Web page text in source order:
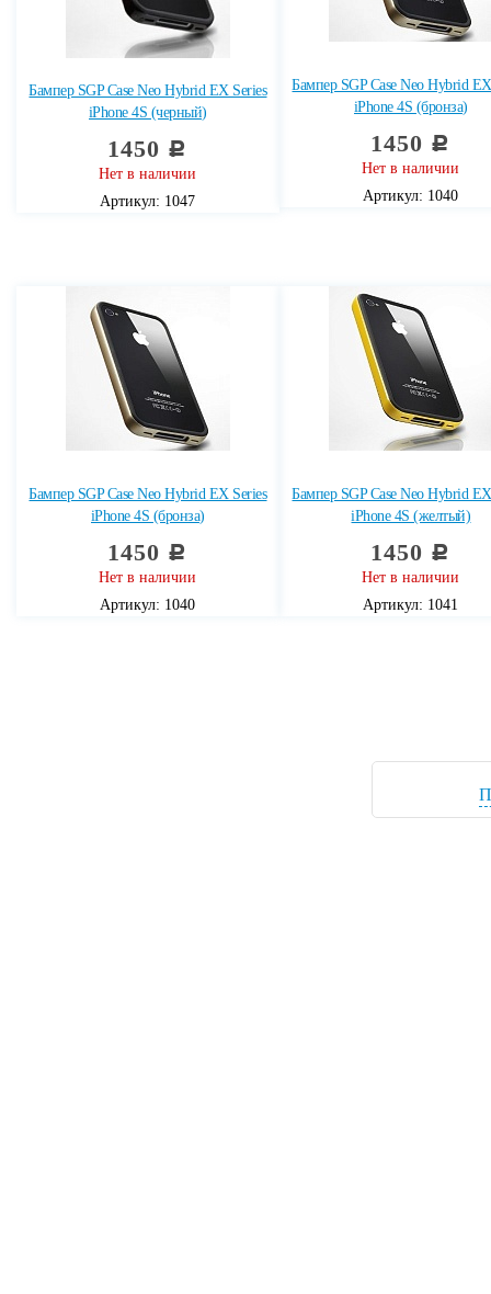
Бампер SGP Case Neo Hybrid EX Series
iPhone 4S (черный)
1450 c
Нет в наличии
Артикул: 1047
Бампер SGP Case Neo Hybrid
iPhone 4S (бронза)
1450 c
Нет в наличии
Артикул: 1040
Бампер SGP Case Neo Hybrid EX Series
iPhone 4S (бронза)
1450 c
Нет в наличии
Артикул: 1040
Бампер SGP Case Neo Hybrid
iPhone 4S (желтый)
1450 c
Нет в наличии
Артикул: 1041